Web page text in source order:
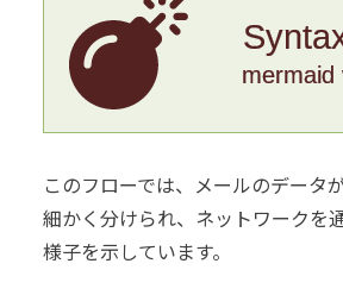
mermaid
このフローでは、メールのデータ
細かく分けられ、ネットワークを
様子を示しています。